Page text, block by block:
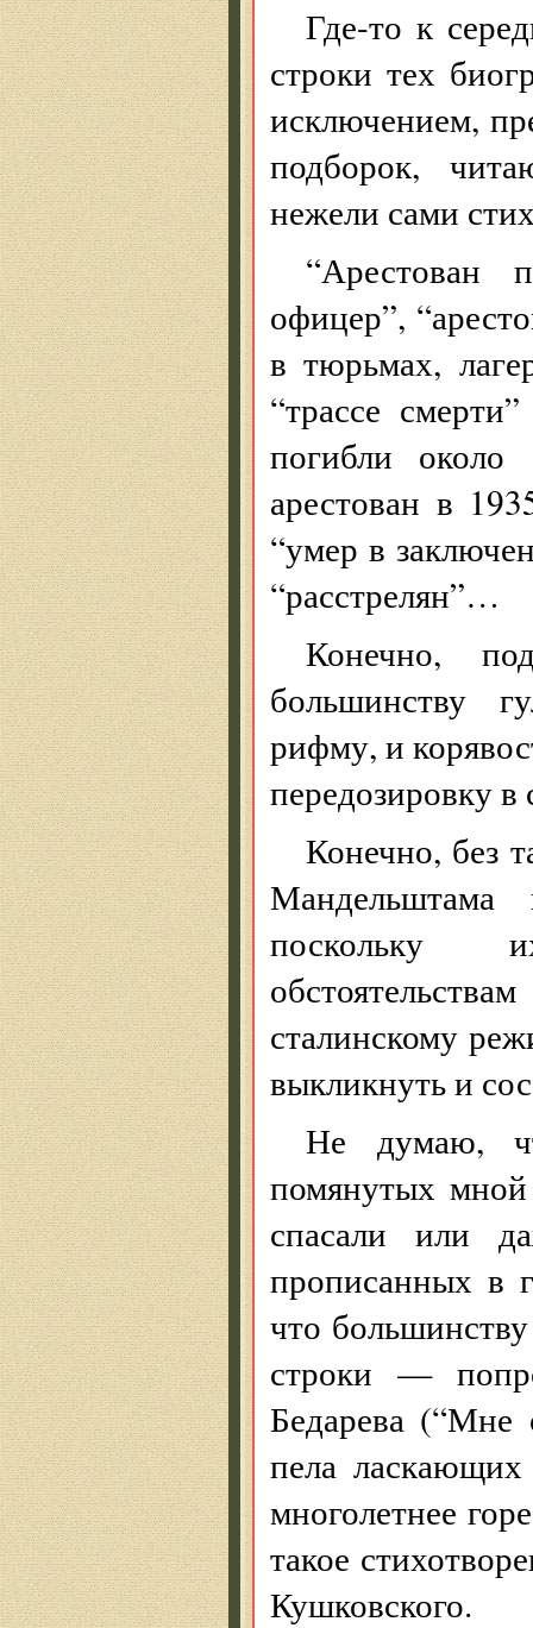
Где-то к
строки тех
исключением,
подборок,
нежели сами
“Арестован
офицер”,
в тюрьмах,
“трассе
погибли около
арестован в
“умер в
“расстрелян”…
Конечно,
большинству
рифму, и
передозировку в
Конечно, без
поскольку
сталинскому
выкликнуть и
Не думаю,
помянутых мной
спасали или
прописанных в
что
строки —
Бедарева (“Мне
пела
многолетнее
такое
Кушковского.